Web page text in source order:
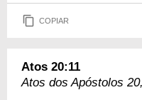
COPIAR
Atos 20:11
Atos dos Apóstolos